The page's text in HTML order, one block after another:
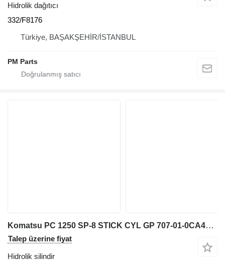
Hidrolik dağıtıcı
332/F8176
Türkiye, BAŞAKŞEHİR/İSTANBUL
PM Parts
Komatsu PC 1250 SP-8 STICK CYL GP 707-01-0CA40 hidrolik silindir
Talep üzerine fiyat
Hidrolik silindir